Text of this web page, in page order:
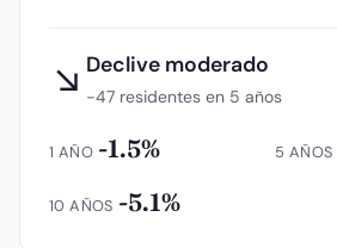
↘ Declive moderado
−47 residentes en 5 años
1 AÑO -1.5% 5 AÑOS
10 AÑOS -5.1%